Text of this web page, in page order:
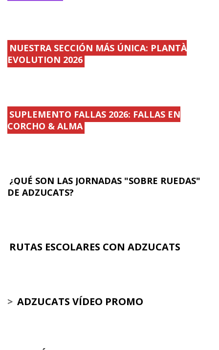
NUESTRA SECCIÓN MÁS ÚNICA: PLANTÀ
EVOLUTION 2026
SUPLEMENTO FALLAS 2026: FALLAS EN
CORCHO & ALMA
¿QUÉ SON LAS JORNADAS "SOBRE RUEDAS"
DE ADZUCATS?
RUTAS ESCOLARES CON ADZUCATS
> ADZUCATS VÍDEO PROMO